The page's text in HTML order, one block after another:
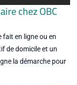
chez OBC
fait en ligne ou en
de domicile et un
la démarche pour